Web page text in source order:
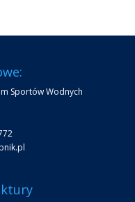
Sportów Wodnych